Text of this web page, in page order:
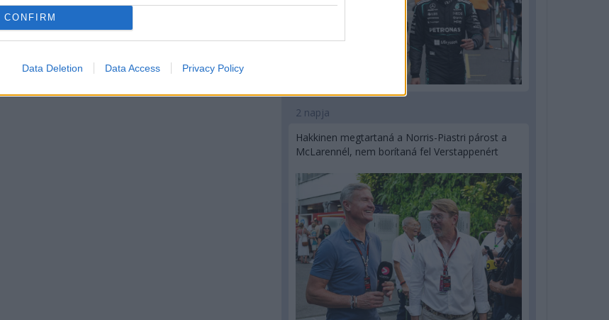
CONFIRM
Data Deletion Data Access Privacy Policy
2 napja
Hakkinen megtartaná a Norris-Piastri párost a
McLarennél, nem borítaná fel Verstappenért